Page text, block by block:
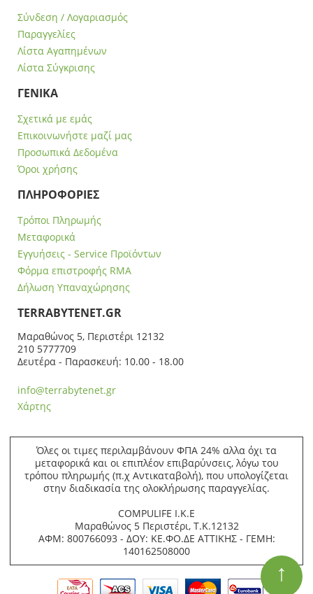
Σύνδεση / Λογαριασμός
Παραγγελίες
Λίστα Αγαπημένων
Λίστα Σύγκρισης
ΓΕΝΙΚΑ
Σχετικά με εμάς
Επικοινωνήστε μαζί μας
Προσωπικά Δεδομένα
Όροι χρήσης
ΠΛΗΡΟΦΟΡΙΕΣ
Τρόποι Πληρωμής
Μεταφορικά
Εγγυήσεις - Service Προϊόντων
Φόρμα επιστροφής RMA
Δήλωση Υπαναχώρησης
ΤERRABYTENET.GR
Μαραθώνος 5, Περιστέρι 12132
210 5777709
Δευτέρα - Παρασκευή: 10.00 - 18.00
info@terrabytenet.gr
Χάρτης
Όλες οι τιμες περιλαμβάνουν ΦΠΑ 24% αλλα όχι τα
μεταφορικά και οι επιπλέον επιβαρύνσεις, λόγω του
τρόπου πληρωμής (π.χ Αντικαταβολή), που υπολογίζεται
στην διαδικασία της ολοκλήρωσης παραγγελίας.
COMPULIFE Ι.Κ.Ε
Μαραθώνος 5 Περιστέρι, Τ.Κ.12132
ΑΦΜ: 800766093 - ΔΟΥ: ΚΕ.ΦΟ.ΔΕ ΑΤΤΙΚΗΣ - ΓΕΜΗ:
140162508000
↑